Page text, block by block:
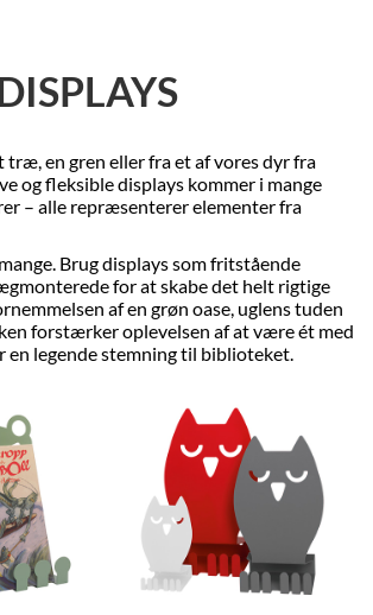
træ, en gren eller fra et af vores dyr fra
og fleksible displays kommer i mange
– alle repræsenterer elementer fra
Brug displays som fritstående
for at skabe det helt rigtige
af en grøn oase, uglens tuden
forstærker oplevelsen af at være ét med
en legende stemning til biblioteket.